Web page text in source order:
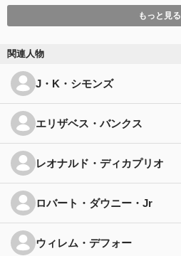
もっと見る
関連人物
J・K・シモンズ
エリザベス・バンクス
レオナルド・ディカプリオ
ロバート・ダウニー・Jr
ウィレム・デフォー